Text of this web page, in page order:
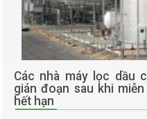
Các nhà máy lọc dầu
gián đoạn sau khi
hết hạn